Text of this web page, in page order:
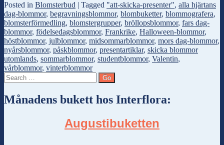
Posted in Blomsterbud | Tagged "att-skicka-presenter", alla hjärtans
dag-blommor, begravningsblommor, blombuketter, blommografera,
blomsterförmedling, blomstergrupper, bröllopsblommor, fars dag-
blommor, födelsedagsblommor, Frankrike, Halloween-blommor,
höstblommor, julblommor, midsommarblommor, mors dag-blommor,
nyårsblommor, påskblommor, presentartiklar, skicka blommor
utomlands, sommarblommor, studentblommor, Valentin,
vårblommor, vinterblommor
Månadens bukett hos Interflora:
Augustibuketten